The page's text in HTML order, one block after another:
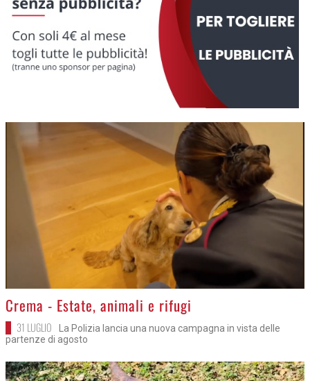
>
Crema - Estate, animali e rifugi
31 LUGLIO
La Polizia lancia una nuova campagna in vista delle
partenze di agosto